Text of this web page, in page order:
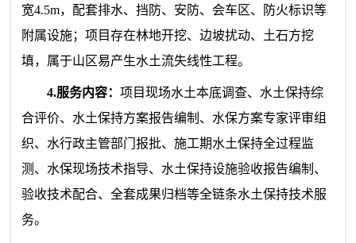
宽4.5m，配套排水、挡防、安防、会车区、防火标识等
附属设施；项目存在林地开挖、边坡扰动、土石方挖
填，属于山区易产生水土流失线性工程。
4.服务内容：项目现场水土本底调查、水土保持综
合评价、水土保持方案报告编制、水保方案专家评审组
织、水行政主管部门报批、施工期水土保持全过程监
测、水保现场技术指导、水土保持设施验收报告编制、
验收技术配合、全套成果归档等全链条水土保持技术服
务。